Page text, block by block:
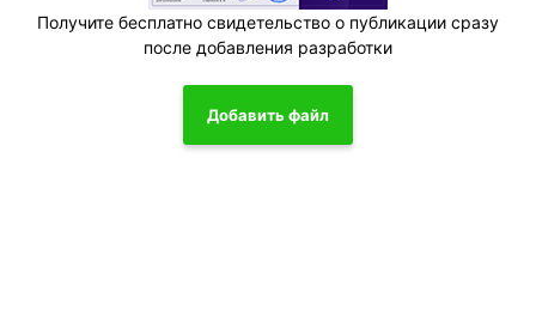
Получите бесплатно свидетельство о публикации сразу
после добавления разработки
Добавить файл